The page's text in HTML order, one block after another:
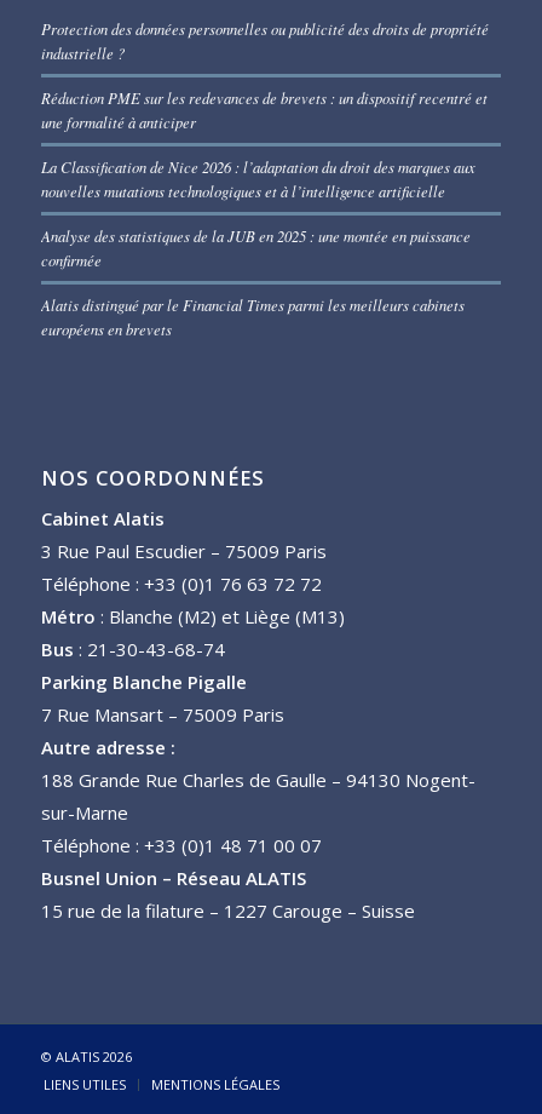
Protection des données personnelles ou publicité des droits de propriété
industrielle ?
Réduction PME sur les redevances de brevets : un dispositif recentré et
une formalité à anticiper
La Classification de Nice 2026 : l’adaptation du droit des marques aux
nouvelles mutations technologiques et à l’intelligence artificielle
Analyse des statistiques de la JUB en 2025 : une montée en puissance
confirmée
Alatis distingué par le Financial Times parmi les meilleurs cabinets
européens en brevets
NOS COORDONNÉES
Cabinet Alatis
3 Rue Paul Escudier – 75009 Paris
Téléphone : +33 (0)1 76 63 72 72
Métro : Blanche (M2) et Liège (M13)
Bus : 21-30-43-68-74
Parking Blanche Pigalle
7 Rue Mansart – 75009 Paris
Autre adresse :
188 Grande Rue Charles de Gaulle – 94130 Nogent-
sur-Marne
Téléphone : +33 (0)1 48 71 00 07
Busnel Union – Réseau ALATIS
15 rue de la filature – 1227 Carouge – Suisse
© ALATIS 2026
LIENS UTILES
MENTIONS LÉGALES